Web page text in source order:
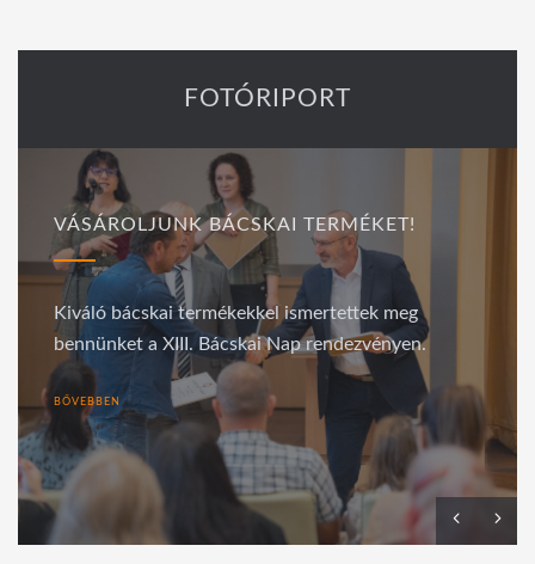
FOTÓRIPORT
VÁSÁROLJUNK BÁCSKAI TERMÉKET!
Kiváló bácskai termékekkel ismertettek meg
bennünket a XIII. Bácskai Nap rendezvényen.
BŐVEBBEN